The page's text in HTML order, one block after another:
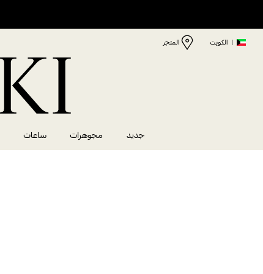
| الكويت المتجر
جديد مجوهرات ساعات